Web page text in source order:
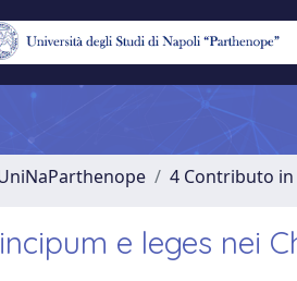
4 Contributo
e leges nei